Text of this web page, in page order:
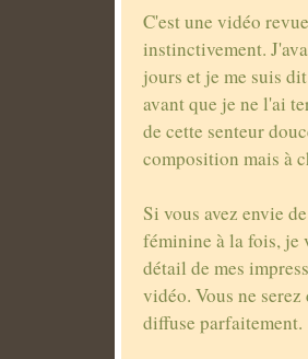
C'est une vidéo
instinctivement.
jours et je me suis
avant que je ne l'ai
de cette senteur
composition mais à
Si vous avez envie
féminine à la fois, je
détail de mes
vidéo. Vous ne
diffuse parfaitement.